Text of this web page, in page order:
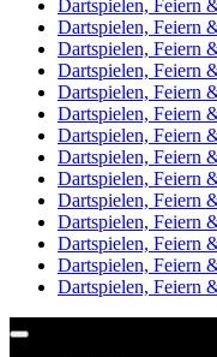
Dartspielen, Feiern
Dartspielen, Feiern
Dartspielen, Feiern
Dartspielen, Feiern
Dartspielen, Feiern
Dartspielen, Feiern
Dartspielen, Feiern
Dartspielen, Feiern
Dartspielen, Feiern
Dartspielen, Feiern
Dartspielen, Feiern
Dartspielen, Feiern
Dartspielen, Feiern
Dartspielen, Feiern